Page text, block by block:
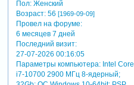
Пол:Женский
Возраст:56 [1969-09-09]
Провел на форуме:
6 месяцев 7 дней
Последний визит:
27-07-2026 00:16:05
Параметры компьютера:Intel Core
i7-10700 2900 МГц 8-ядерный;